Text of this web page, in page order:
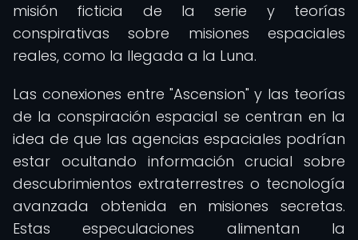
misión ficticia de la serie y teorías
conspirativas sobre misiones espaciales
reales, como la llegada a la Luna.
Las conexiones entre "Ascension" y las teorías
de la conspiración espacial se centran en la
idea de que las agencias espaciales podrían
estar ocultando información crucial sobre
descubrimientos extraterrestres o tecnología
avanzada obtenida en misiones secretas.
Estas especulaciones alimentan la